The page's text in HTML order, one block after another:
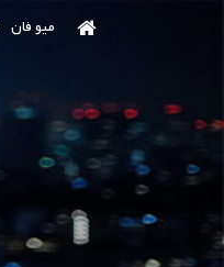
میو فان